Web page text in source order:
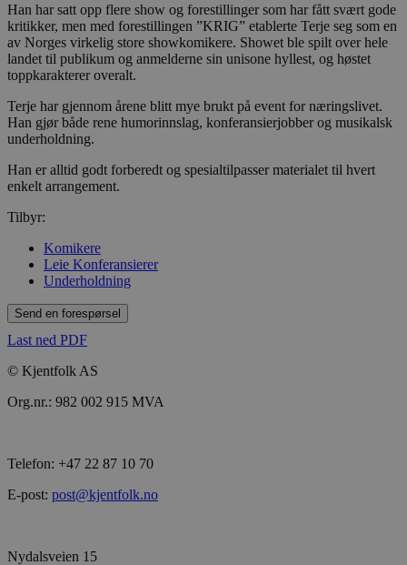
Han har satt opp flere show og forestillinger som har fått svært gode
kritikker, men med forestillingen ”KRIG” etablerte Terje seg som en
av Norges virkelig store showkomikere. Showet ble spilt over hele
landet til publikum og anmelderne sin unisone hyllest, og høstet
toppkarakterer overalt.
Terje har gjennom årene blitt mye brukt på event for næringslivet.
Han gjør både rene humorinnslag, konferansierjobber og musikalsk
underholdning.
Han er alltid godt forberedt og spesialtilpasser materialet til hvert
enkelt arrangement.
Tilbyr:
Komikere
Leie Konferansierer
Underholdning
Send en forespørsel
Last ned PDF
© Kjentfolk AS
Org.nr.: 982 002 915 MVA
Telefon: +47 22 87 10 70
E-post: post@kjentfolk.no
Nydalsveien 15